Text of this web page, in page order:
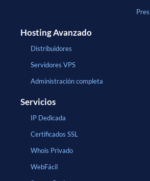
Hosting Avanzado
Distribuidores
Servidores VPS
Administración completa
Servicios
IP Dedicada
Certificados SSL
Whois Privado
WebFácil